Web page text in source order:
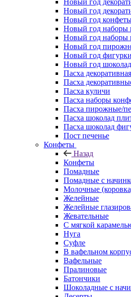
Новый год
Новый год
Новый год
Новый год наборы
Новый год наборы
Новый год
Новый год
Новый год
Пасха
Пасха
Пасха куличи
Пасха наборы
Пасха пирожные/
Пасха шоколад
Пасха шоколад
Пост печенье
Конфеты
Назад
Конфеты
Помадные
Помадные с
Молочные
Желейные
Желейные
Жевательные
С мягкой
Нуга
Суфле
В вафельном
Вафельные
Пралиновые
Батончики
Шоколадные с